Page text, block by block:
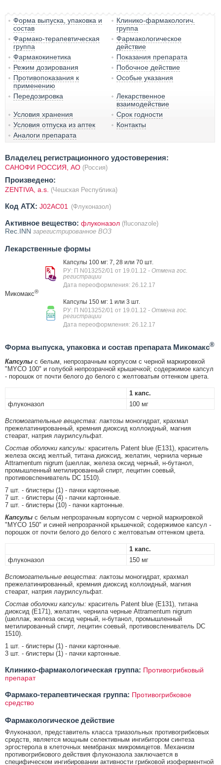
Форма выпуска, упаковка и
состав
Клинико-фармакологич.
группа
Фармако-терапевтическая
группа
Фармакологическое
действие
Фармакокинетика
Показания препарата
Режим дозирования
Побочное действие
Противопоказания к
применению
Особые указания
Передозировка
Лекарственное
взаимодействие
Условия хранения
Срок годности
Условия отпуска из аптек
Контакты
Аналоги препарата
Владелец регистрационного удостоверения:
САНОФИ РОССИЯ, АО (Россия)
Произведено:
ZENTIVA, a.s. (Чешская Республика)
Код ATX: J02AC01 (Флуконазол)
Активное вещество: флуконазол (fluconazole)
Rec.INN зарегистрированное ВОЗ
Лекарственные формы
Микомакс®
Капсулы 100 мг: 7, 28 или 70 шт.
РУ: П N013252/01 от 19.01.12 - Отмена гос.
регистрации
Дата переоформления: 26.12.17
Капсулы 150 мг: 1 или 3 шт.
РУ: П N013252/01 от 19.01.12 - Отмена гос.
регистрации
Дата переоформления: 26.12.17
Форма выпуска, упаковка и состав препарата Микомакс®
Капсулы с белым, непрозрачным корпусом с черной маркировкой
"MYCO 100" и голубой непрозрачной крышечкой; содержимое капсул
- порошок от почти белого до белого с желтоватым оттенком цвета.
1 капс.
флуконазол
100 мг
Вспомогательные вещества: лактозы моногидрат, крахмал
прежелатинированный, кремния диоксид коллоидный, магния
стеарат, натрия лаурилсульфат.
Состав оболочки капсулы: краситель Patent blue (Е131), краситель
железа оксид желтый, титана диоксид, желатин, чернила черные
Attramentum nigrum (шеллак, железа оксид черный, н-бутанол,
промышленный метилированный спирт, лецитин соевый,
противовспениватель DC 1510).
7 шт. - блистеры (1) - пачки картонные.
7 шт. - блистеры (4) - пачки картонные.
7 шт. - блистеры (10) - пачки картонные.
Капсулы с белым непрозрачным корпусом с черной маркировкой
"MYCO 150" и синей непрозрачной крышечкой; содержимое капсул -
порошок от почти белого до белого с желтоватым оттенком цвета.
1 капс.
флуконазол
150 мг
Вспомогательные вещества: лактозы моногидрат, крахмал
прежелатинированный, кремния диоксид коллоидный, магния
стеарат, натрия лаурилсульфат.
Состав оболочки капсулы: краситель Patent blue (Е131), титана
диоксид (Е171), желатин, чернила черные Attramentum nigrum
(шеллак, железа оксид черный, н-бутанол, промышленный
метилированный спирт, лецитин соевый, противовспениватель DC
1510).
1 шт. - блистеры (1) - пачки картонные.
3 шт. - блистеры (1) - пачки картонные.
Клинико-фармакологическая группа: Противогрибковый
препарат
Фармако-терапевтическая группа: Противогрибковое
средство
Фармакологическое действие
Флуконазол, представитель класса триазольных противогрибковых
средств, является мощным селективным ингибитором синтеза
эргостерола в клеточных мембранах микромицетов. Механизм
противогрибкового действия флуконазола заключается в
специфическом ингибировании активности грибковой изоферментной